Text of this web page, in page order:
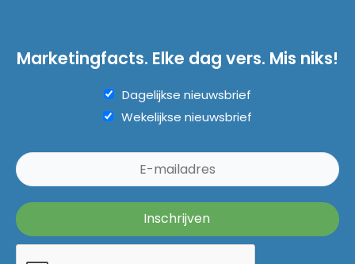
Marketingfacts. Elke dag vers. Mis niks!
Dagelijkse nieuwsbrief
Wekelijkse nieuwsbrief